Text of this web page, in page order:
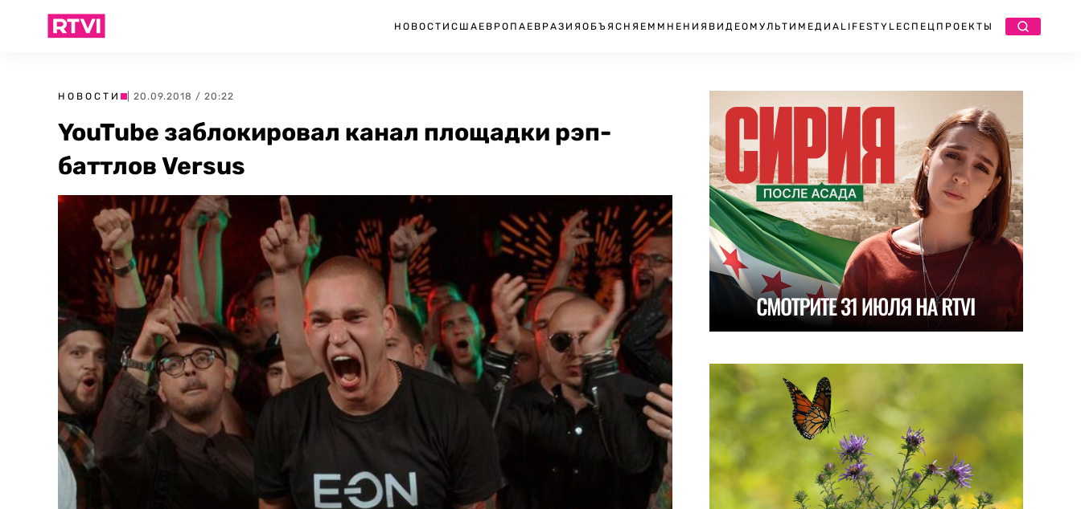
НОВОСТИ США ЕВРОПА ЕВРАЗИЯ ОБЪЯСНЯЕМ МНЕНИЯ ВИДЕО МУЛЬТИМЕДИА LIFESTYLEСПЕЦПРОЕКТЫ
НОВОСТИ | 20.09.2018 / 20:22
YouTube заблокировал канал площадки рэп-
баттлов Versus